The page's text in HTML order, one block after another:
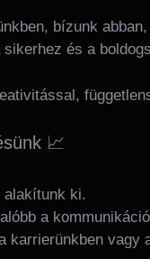
bízunk
és a
📈
alakítunk ki.
a
karrierünkben vagy